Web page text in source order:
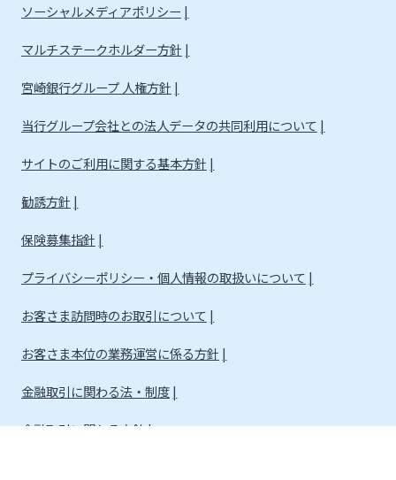
ソーシャルメディアポリシー
マルチステークホルダー方針
宮崎銀行グループ 人権方針
当行グループ会社との法人データの共同利用について
サイトのご利用に関する基本方針
勧誘方針
保険募集指針
プライバシーポリシー・個人情報の取扱いについて
お客さま訪問時のお取引について
お客さま本位の業務運営に係る方針
金融取引に関わる法・制度
金融取引に関わる方針